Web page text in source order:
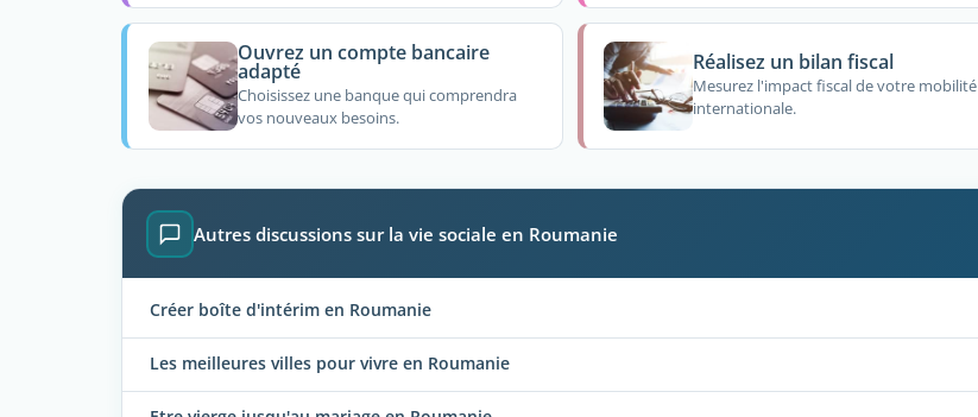
Ouvrez un compte bancaire
adapté
Choisissez une banque qui comprendra
vos nouveaux besoins.
Réalisez un bilan fiscal
Mesurez l'impact fiscal de votre mobilité
internationale.
Autres discussions sur la vie sociale en Roumanie
Créer boîte d'intérim en Roumanie
Les meilleures villes pour vivre en Roumanie